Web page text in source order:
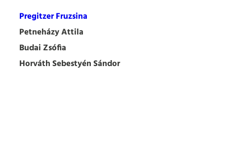
Pregitzer Fruzsina
Petneházy Attila
Budai Zsófia
Horváth Sebestyén Sándor